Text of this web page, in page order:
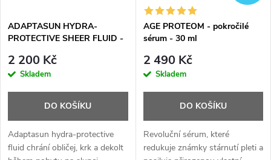
s
p
r
d
ADAPTASUN HYDRA-
PROTECTIVE SHEER FLUID -
ml
2 200 Kč
Skladem
DO KOŠÍKU
Adaptasun hydra-protective
fluid chrání obličej, krk a dekolt
AGE PROTEOM - pokročilé
sérum - 30 ml
2 490 Kč
Skladem
DO KOŠÍKU
Revoluční sérum, které
redukuje známky stárnutí pleti a